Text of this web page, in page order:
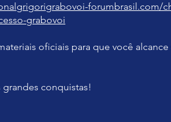
forumbrasil.com/
grabovoi
oficiais para que você alcance
grandes conquistas!